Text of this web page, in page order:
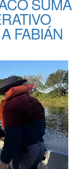
FABIÁN